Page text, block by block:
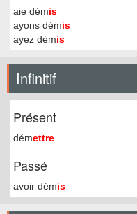
aie démis
ayons démis
ayez démis
Infinitif
Présent
démettre
Passé
avoir démis